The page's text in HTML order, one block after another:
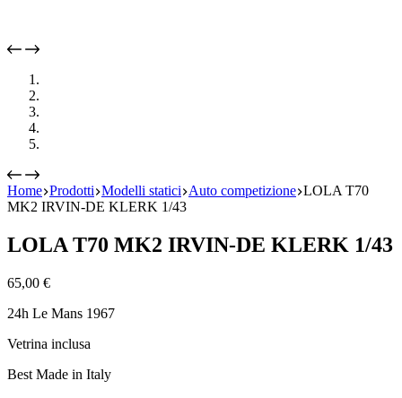
Home Prodotti Modelli statici Auto competizione LOLA T70
MK2 IRVIN-DE KLERK 1/43
LOLA T70 MK2 IRVIN-DE KLERK 1/43
65,00 €
24h Le Mans 1967
Vetrina inclusa
Best Made in Italy